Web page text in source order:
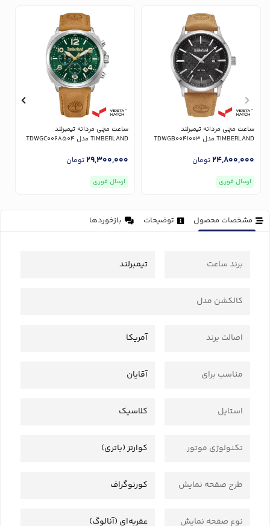
ساعت مچی مردانه تیمبرلند
TIMBERLAND مدل TDWGB0041003
24,800,000تومان
ارسال فوری
ساعت مچی مردانه تیمبرلند
TIMBERLAND مدل TDWGC0068504
29,300,000تومان
ارسال فوری
مشخصات محصول توضیحات بازخوردها
برند ساعت تیمبرلند
کالکشن مدل
اصالت برند آمریکا
مناسب برای آقایان
استایل کلاسیک
تکنولوژی موتور کوارتز (باتری)
طرح صفحه نمایش کورنوگراف
نوع صفحه نمایش عقربه‌ای (آنالوگ)